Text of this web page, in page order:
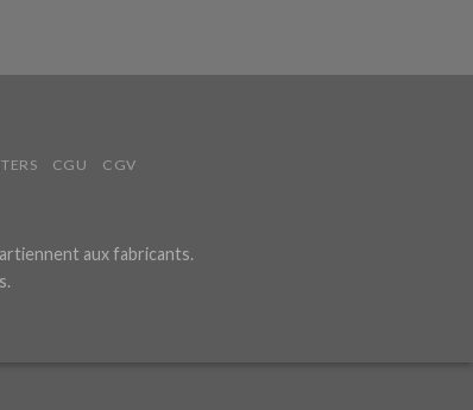
CGU CGV
aux fabricants.